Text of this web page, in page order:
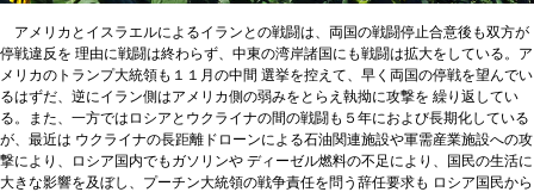
アメリカとイスラエルによるイランとの戦闘は、両国の戦闘停止合意後も双方が
停戦違反を 理由に戦闘は終わらず、中東の湾岸諸国にも戦闘は拡大をしている。ア
メリカのトランプ大統領も１１月の中間 選挙を控えて、早く両国の停戦を望んでい
るはずだ、逆にイラン側はアメリカ側の弱みをとらえ執拗に攻撃を 繰り返してい
る。また、一方ではロシアとウクライナの間の戦闘も５年におよび長期化している
が、最近は ウクライナの長距離ドローンによる石油関連施設や軍需産業施設への攻
撃により、ロシア国内でもガソリンや ディーゼル燃料の不足により、国民の生活に
大きな影響を及ぼし、プーチン大統領の戦争責任を問う辞任要求も ロシア国民から